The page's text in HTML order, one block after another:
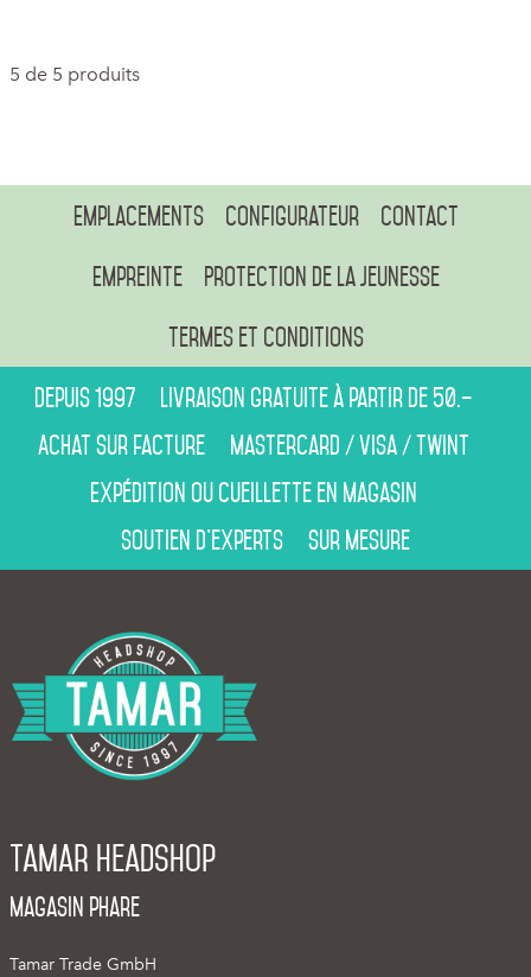
5 de 5 produits
Emplacements Configurateur Contact
Empreinte Protection de la jeunesse
Termes et conditions
Depuis 1997
Livraison gratuite à partir de 50.–
Achat sur facture
Mastercard / Visa / Twint
Expédition ou cueillette en magasin
Soutien d’experts
Sur mesure
Tamar Headshop
Magasin phare
Tamar Trade GmbH